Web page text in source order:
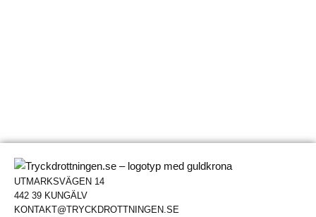
UTMARKSVÄGEN 14
442 39 KUNGÄLV
KONTAKT@TRYCKDROTTNINGEN.SE